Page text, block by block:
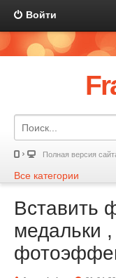
Войти
Полная версия
Все категории
Вставить
медальки